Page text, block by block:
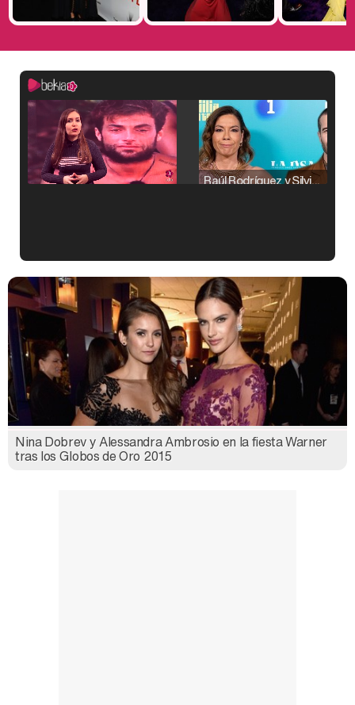
Raúl Rodríguez y Silvia Taulés nos cuentan su papel en 'La familia de la tele'
Nina Dobrev y Alessandra Ambrosio en la fiesta Warner
tras los Globos de Oro 2015